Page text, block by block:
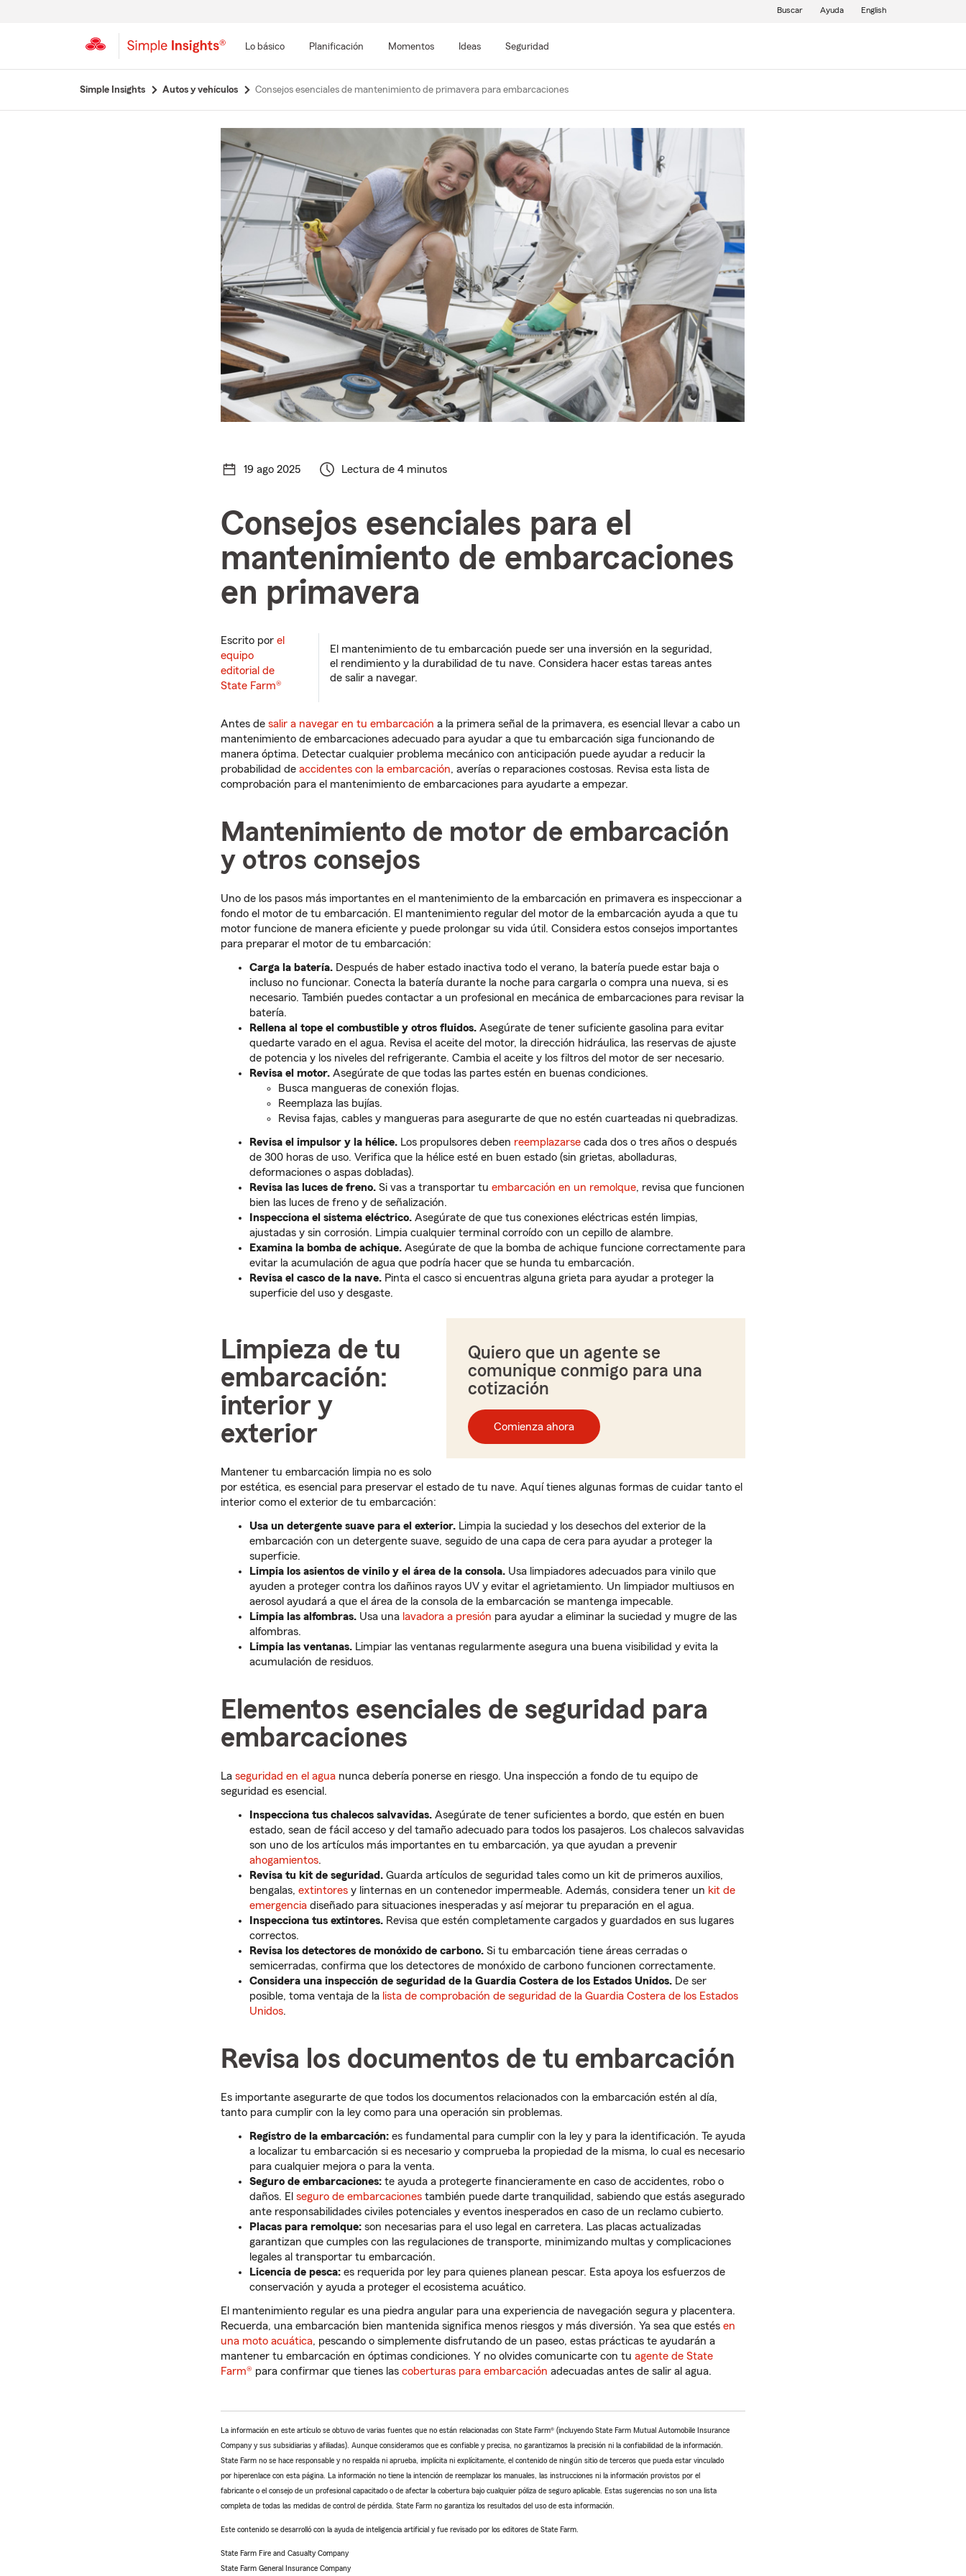
Lo básico Planificación Momentos Ideas Seguridad
Buscar Ayuda English
Simple Insights Autos y vehículos Consejos esenciales de mantenimiento de primavera para embarcaciones
19 ago 2025 Lectura de 4 minutos
Consejos esenciales para el
mantenimiento de embarcaciones
en primavera
Escrito por el
equipo
editorial de
State Farm®
El mantenimiento de tu embarcación puede ser una inversión en la seguridad,
el rendimiento y la durabilidad de tu nave. Considera hacer estas tareas antes
de salir a navegar.
Antes de salir a navegar en tu embarcación a la primera señal de la primavera, es esencial llevar a cabo un
mantenimiento de embarcaciones adecuado para ayudar a que tu embarcación siga funcionando de
manera óptima. Detectar cualquier problema mecánico con anticipación puede ayudar a reducir la
probabilidad de accidentes con la embarcación, averías o reparaciones costosas. Revisa esta lista de
comprobación para el mantenimiento de embarcaciones para ayudarte a empezar.
Mantenimiento de motor de embarcación
y otros consejos
Uno de los pasos más importantes en el mantenimiento de la embarcación en primavera es inspeccionar a
fondo el motor de tu embarcación. El mantenimiento regular del motor de la embarcación ayuda a que tu
motor funcione de manera eficiente y puede prolongar su vida útil. Considera estos consejos importantes
para preparar el motor de tu embarcación:
Carga la batería. Después de haber estado inactiva todo el verano, la batería puede estar baja o
incluso no funcionar. Conecta la batería durante la noche para cargarla o compra una nueva, si es
necesario. También puedes contactar a un profesional en mecánica de embarcaciones para revisar la
batería.
Rellena al tope el combustible y otros fluidos. Asegúrate de tener suficiente gasolina para evitar
quedarte varado en el agua. Revisa el aceite del motor, la dirección hidráulica, las reservas de ajuste
de potencia y los niveles del refrigerante. Cambia el aceite y los filtros del motor de ser necesario.
Revisa el motor. Asegúrate de que todas las partes estén en buenas condiciones.
Busca mangueras de conexión flojas.
Reemplaza las bujías.
Revisa fajas, cables y mangueras para asegurarte de que no estén cuarteadas ni quebradizas.
Revisa el impulsor y la hélice. Los propulsores deben reemplazarse cada dos o tres años o después
de 300 horas de uso. Verifica que la hélice esté en buen estado (sin grietas, abolladuras,
deformaciones o aspas dobladas).
Revisa las luces de freno. Si vas a transportar tu embarcación en un remolque, revisa que funcionen
bien las luces de freno y de señalización.
Inspecciona el sistema eléctrico. Asegúrate de que tus conexiones eléctricas estén limpias,
ajustadas y sin corrosión. Limpia cualquier terminal corroído con un cepillo de alambre.
Examina la bomba de achique. Asegúrate de que la bomba de achique funcione correctamente para
evitar la acumulación de agua que podría hacer que se hunda tu embarcación.
Revisa el casco de la nave. Pinta el casco si encuentras alguna grieta para ayudar a proteger la
superficie del uso y desgaste.
Quiero que un agente se
comunique conmigo para una
cotización
Comienza ahora
Limpieza de tu
embarcación:
interior y
exterior
Mantener tu embarcación limpia no es solo
por estética, es esencial para preservar el estado de tu nave. Aquí tienes algunas formas de cuidar tanto el
interior como el exterior de tu embarcación:
Usa un detergente suave para el exterior. Limpia la suciedad y los desechos del exterior de la
embarcación con un detergente suave, seguido de una capa de cera para ayudar a proteger la
superficie.
Limpia los asientos de vinilo y el área de la consola. Usa limpiadores adecuados para vinilo que
ayuden a proteger contra los dañinos rayos UV y evitar el agrietamiento. Un limpiador multiusos en
aerosol ayudará a que el área de la consola de la embarcación se mantenga impecable.
Limpia las alfombras. Usa una lavadora a presión para ayudar a eliminar la suciedad y mugre de las
alfombras.
Limpia las ventanas. Limpiar las ventanas regularmente asegura una buena visibilidad y evita la
acumulación de residuos.
Elementos esenciales de seguridad para
embarcaciones
La seguridad en el agua nunca debería ponerse en riesgo. Una inspección a fondo de tu equipo de
seguridad es esencial.
Inspecciona tus chalecos salvavidas. Asegúrate de tener suficientes a bordo, que estén en buen
estado, sean de fácil acceso y del tamaño adecuado para todos los pasajeros. Los chalecos salvavidas
son uno de los artículos más importantes en tu embarcación, ya que ayudan a prevenir
ahogamientos.
Revisa tu kit de seguridad. Guarda artículos de seguridad tales como un kit de primeros auxilios,
bengalas, extintores y linternas en un contenedor impermeable. Además, considera tener un kit de
emergencia diseñado para situaciones inesperadas y así mejorar tu preparación en el agua.
Inspecciona tus extintores. Revisa que estén completamente cargados y guardados en sus lugares
correctos.
Revisa los detectores de monóxido de carbono. Si tu embarcación tiene áreas cerradas o
semicerradas, confirma que los detectores de monóxido de carbono funcionen correctamente.
Considera una inspección de seguridad de la Guardia Costera de los Estados Unidos. De ser
posible, toma ventaja de la lista de comprobación de seguridad de la Guardia Costera de los Estados
Unidos.
Revisa los documentos de tu embarcación
Es importante asegurarte de que todos los documentos relacionados con la embarcación estén al día,
tanto para cumplir con la ley como para una operación sin problemas.
Registro de la embarcación: es fundamental para cumplir con la ley y para la identificación. Te ayuda
a localizar tu embarcación si es necesario y comprueba la propiedad de la misma, lo cual es necesario
para cualquier mejora o para la venta.
Seguro de embarcaciones: te ayuda a protegerte financieramente en caso de accidentes, robo o
daños. El seguro de embarcaciones también puede darte tranquilidad, sabiendo que estás asegurado
ante responsabilidades civiles potenciales y eventos inesperados en caso de un reclamo cubierto.
Placas para remolque: son necesarias para el uso legal en carretera. Las placas actualizadas
garantizan que cumples con las regulaciones de transporte, minimizando multas y complicaciones
legales al transportar tu embarcación.
Licencia de pesca: es requerida por ley para quienes planean pescar. Esta apoya los esfuerzos de
conservación y ayuda a proteger el ecosistema acuático.
El mantenimiento regular es una piedra angular para una experiencia de navegación segura y placentera.
Recuerda, una embarcación bien mantenida significa menos riesgos y más diversión. Ya sea que estés en
una moto acuática, pescando o simplemente disfrutando de un paseo, estas prácticas te ayudarán a
mantener tu embarcación en óptimas condiciones. Y no olvides comunicarte con tu agente de State
Farm® para confirmar que tienes las coberturas para embarcación adecuadas antes de salir al agua.
La información en este artículo se obtuvo de varias fuentes que no están relacionadas con State Farm® (incluyendo State Farm Mutual Automobile Insurance
Company y sus subsidiarias y afiliadas). Aunque consideramos que es confiable y precisa, no garantizamos la precisión ni la confiabilidad de la información.
State Farm no se hace responsable y no respalda ni aprueba, implícita ni explícitamente, el contenido de ningún sitio de terceros que pueda estar vinculado
por hiperenlace con esta página. La información no tiene la intención de reemplazar los manuales, las instrucciones ni la información provistos por el
fabricante o el consejo de un profesional capacitado o de afectar la cobertura bajo cualquier póliza de seguro aplicable. Estas sugerencias no son una lista
completa de todas las medidas de control de pérdida. State Farm no garantiza los resultados del uso de esta información.
Este contenido se desarrolló con la ayuda de inteligencia artificial y fue revisado por los editores de State Farm.
State Farm Fire and Casualty Company
State Farm General Insurance Company